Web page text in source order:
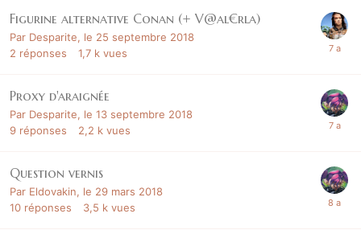
Figurine alternative Conan (+ V@al€rla)
Par Desparite, le 25 septembre 2018
2 réponses 1,7 k vues
Proxy d'araignée
Par Desparite, le 13 septembre 2018
9 réponses 2,2 k vues
Question vernis
Par Eldovakin, le 29 mars 2018
10 réponses 3,5 k vues